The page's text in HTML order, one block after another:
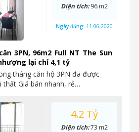
3PN, 96m2 Full NT The Sun
lại chỉ 4,1 tỷ
tháng căn hộ 3PN đã được
thất Giá bán nhanh, rẻ…
Diện tích:96 m2
Ngày đăng: 11-06-2020
4.2 Tỷ
Diện tích:73 m2